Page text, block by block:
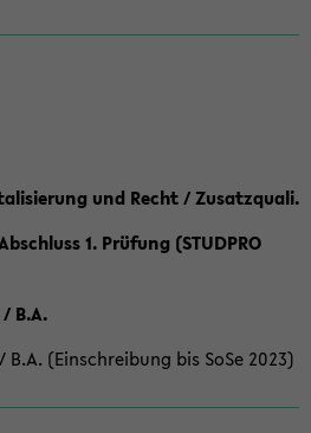
und Recht / Zusatzquali.
1. Prüfung (STUDPRO
B.A.
(Einschreibung bis SoSe 2023)